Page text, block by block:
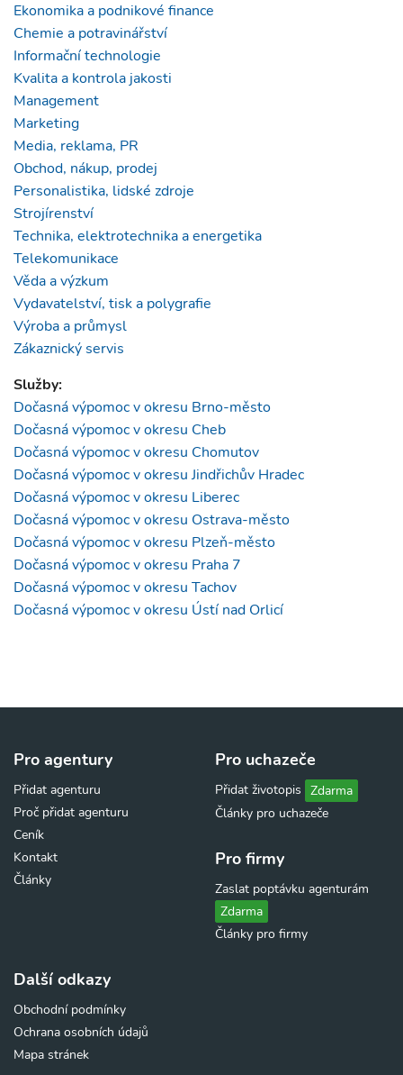
Ekonomika a podnikové finance
Chemie a potravinářství
Informační technologie
Kvalita a kontrola jakosti
Management
Marketing
Media, reklama, PR
Obchod, nákup, prodej
Personalistika, lidské zdroje
Strojírenství
Technika, elektrotechnika a energetika
Telekomunikace
Věda a výzkum
Vydavatelství, tisk a polygrafie
Výroba a průmysl
Zákaznický servis
Služby:
Dočasná výpomoc v okresu Brno-město
Dočasná výpomoc v okresu Cheb
Dočasná výpomoc v okresu Chomutov
Dočasná výpomoc v okresu Jindřichův Hradec
Dočasná výpomoc v okresu Liberec
Dočasná výpomoc v okresu Ostrava-město
Dočasná výpomoc v okresu Plzeň-město
Dočasná výpomoc v okresu Praha 7
Dočasná výpomoc v okresu Tachov
Dočasná výpomoc v okresu Ústí nad Orlicí
Pro agentury
Přidat agenturu
Proč přidat agenturu
Ceník
Kontakt
Články
Pro uchazeče
Přidat životopis Zdarma
Články pro uchazeče
Pro firmy
Zaslat poptávku agenturám
Zdarma
Články pro firmy
Další odkazy
Obchodní podmínky
Ochrana osobních údajů
Mapa stránek